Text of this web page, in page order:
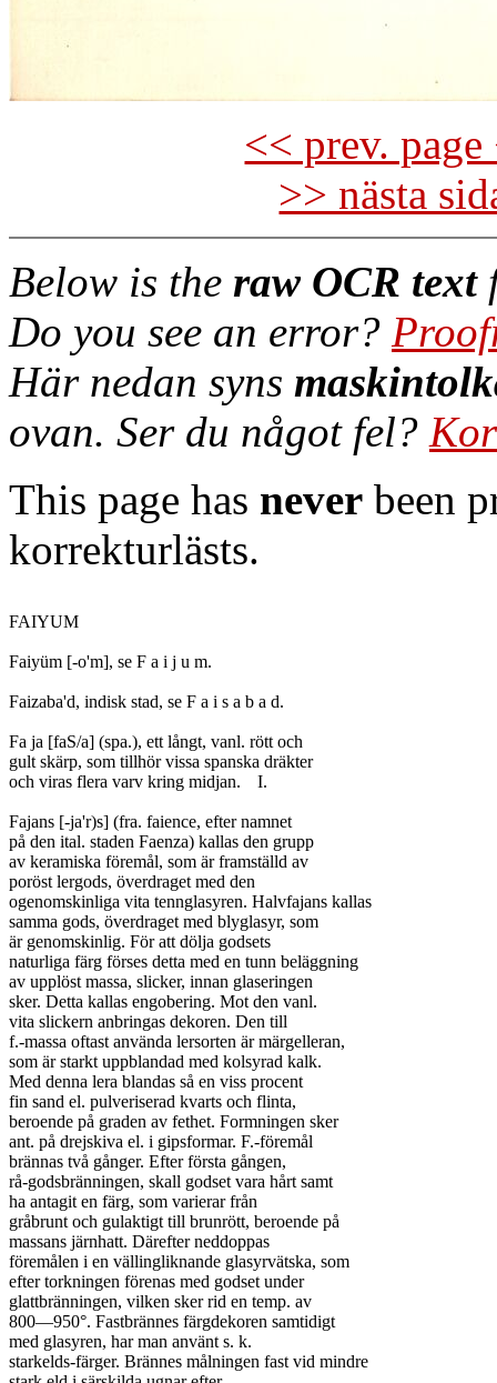
<< prev.
>> nästa
Below is the raw OCR text
Do you see an error?
Här nedan syns
ovan. Ser du något fel?
This page has never been
korrekturlästs.
FAIYUM
Faiyüm [-o'm], se F a i j u m.
Faizaba'd, indisk stad, se F a i s a b a d.
Fa ja [faS/a] (spa.), ett långt, vanl. rött och
gult skärp, som tillhör vissa spanska dräkter
och viras flera varv kring midjan.	I.
Fajans [-ja'r)s] (fra. faience, efter namnet
på den ital. staden Faenza) kallas den grupp
av keramiska föremål, som är framställd av
poröst lergods, överdraget med den
ogenomskinliga vita tennglasyren. Halvfajans kallas
samma gods, överdraget med blyglasyr, som
är genomskinlig. För att dölja godsets
naturliga färg förses detta med en tunn beläggning
av upplöst massa, slicker, innan glaseringen
sker. Detta kallas engobering. Mot den vanl.
vita slickern anbringas dekoren. Den till
f.-massa oftast använda lersorten är märgelleran,
som är starkt uppblandad med kolsyrad kalk.
Med denna lera blandas så en viss procent
fin sand el. pulveriserad kvarts och flinta,
beroende på graden av fethet. Formningen sker
ant. på drejskiva el. i gipsformar. F.-föremål
brännas två gånger. Efter första gången,
rå-godsbränningen, skall godset vara hårt samt
ha antagit en färg, som varierar från
gråbrunt och gulaktigt till brunrött, beroende på
massans järnhatt. Därefter neddoppas
föremålen i en vällingliknande glasyrvätska, som
efter torkningen förenas med godset under
glattbränningen, vilken sker rid en temp. av
800—950°. Fastbrännes färgdekoren samtidigt
med glasyren, har man använt s. k.
starkelds-färger. Brännes målningen fast vid mindre